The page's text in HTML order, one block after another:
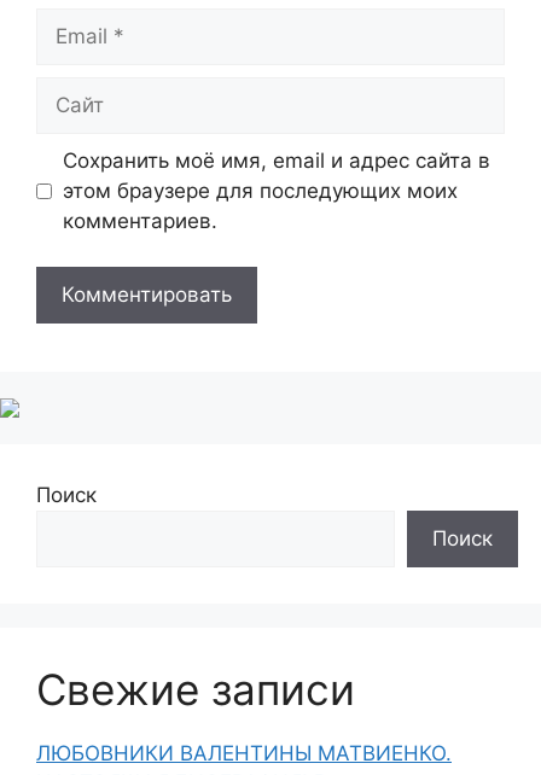
Сохранить моё имя, email и адрес сайта в
этом браузере для последующих моих
комментариев.
Поиск
Поиск
Свежие записи
ЛЮБОВНИКИ ВАЛЕНТИНЫ МАТВИЕНКО.